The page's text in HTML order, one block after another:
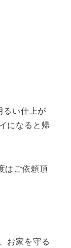
るい仕上が
になると帰
はご依頼頂
お家を守る